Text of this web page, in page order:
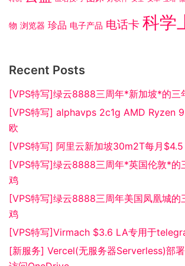
物 浏览器 珍品 电子产品 电话卡 科学
Recent Posts
[VPS特写]绿云8888三周年*新加坡*的
[VPS特写] alphavps 2c1g AMD Ryzen
欧
[VPS特写] 阿里云新加坡30m2T每月$4.5
[VPS特写]绿云8888三周年*英国伦敦*
鸡
[VPS特写]绿云8888三周年美国凤凰城
鸡
[VPS特写]Virmach $3.6 LA专用于
[新服务] Vercel(无服务器Serverless)部